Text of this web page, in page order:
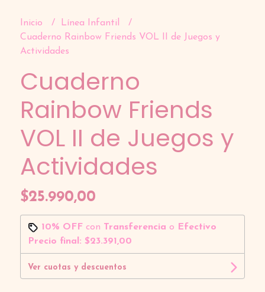
Inicio
Línea Infantil
Cuaderno Rainbow Friends VOL II de Juegos y
Actividades
Cuaderno
Rainbow Friends
VOL II de Juegos y
Actividades
$25.990,00
10% OFFcon Transferencia o
Efectivo
Precio final: $23.391,00
Ver cuotas y descuentos